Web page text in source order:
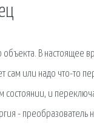
объекта. В
или надо что-то
и
-